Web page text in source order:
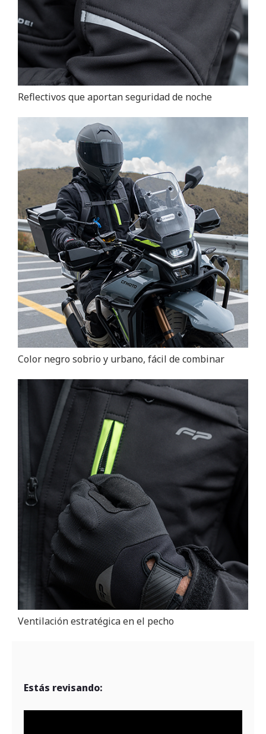
Reflectivos que aportan seguridad de noche
Color negro sobrio y urbano, fácil de combinar
Ventilación estratégica en el pecho
Estás revisando: